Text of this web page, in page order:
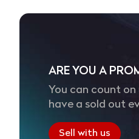
ARE YOU A
You can count on
have a sold out
Sell with us